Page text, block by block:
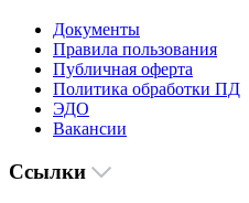
Документы
Правила пользования
Публичная оферта
Политика обработки ПД
ЭДО
Вакансии
Ссылки